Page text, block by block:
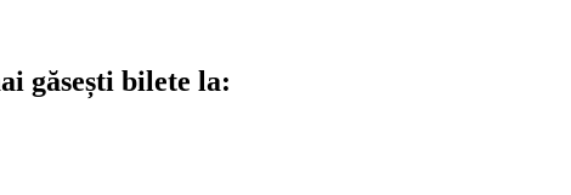
găsești bilete la: